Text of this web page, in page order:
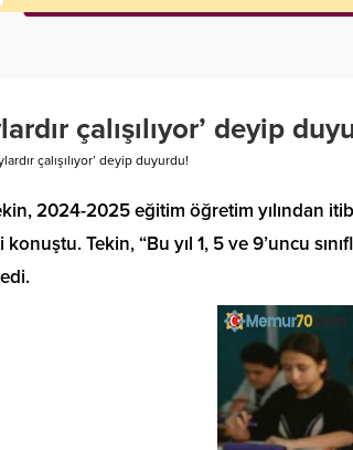
çalışılıyor’ deyip
çalışılıyor’ deyip duyurdu!
2024-2025 eğitim öğretim yılından
Tekin, “Bu yıl 1, 5 ve 9’uncu